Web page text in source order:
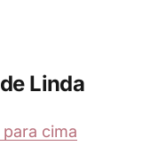
Linda
cima